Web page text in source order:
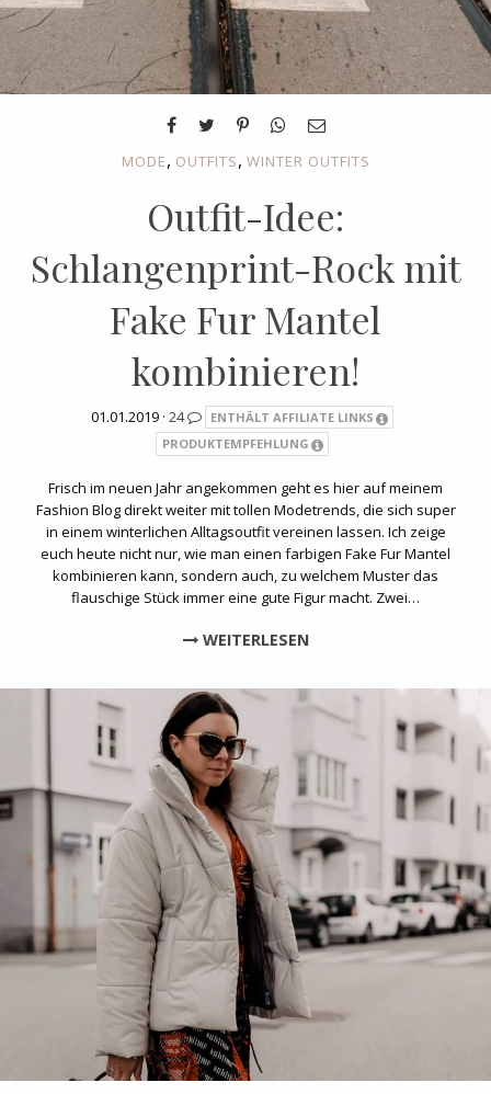
MODE, OUTFITS, WINTER OUTFITS
Outfit-Idee:
Schlangenprint-Rock mit
Fake Fur Mantel
kombinieren!
01.01.2019 · 24
ENTHÄLT AFFILIATE LINKS
PRODUKTEMPFEHLUNG
Frisch im neuen Jahr angekommen geht es hier auf meinem
Fashion Blog direkt weiter mit tollen Modetrends, die sich super
in einem winterlichen Alltagsoutfit vereinen lassen. Ich zeige
euch heute nicht nur, wie man einen farbigen Fake Fur Mantel
kombinieren kann, sondern auch, zu welchem Muster das
flauschige Stück immer eine gute Figur macht. Zwei…
WEITERLESEN